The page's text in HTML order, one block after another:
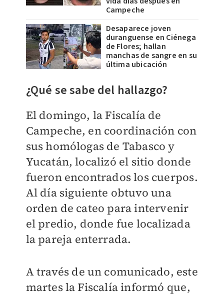
Campeche
Desaparece joven
duranguense en Ciénega
de Flores; hallan
manchas de sangre en su
última ubicación
¿Qué se sabe del hallazgo?
El domingo, la Fiscalía de
Campeche, en coordinación con
sus homólogas de Tabasco y
Yucatán, localizó el sitio donde
fueron encontrados los cuerpos.
Al día siguiente obtuvo una
orden de cateo para intervenir
el predio, donde fue localizada
la pareja enterrada.
A través de un comunicado, este
martes la Fiscalía informó que,